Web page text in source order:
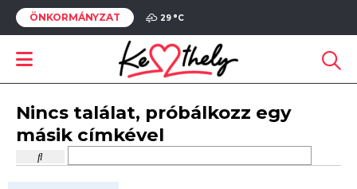
ÖNKORMÁNYZAT 29 °C
Nincs találat, próbálkozz egy
másik címkével